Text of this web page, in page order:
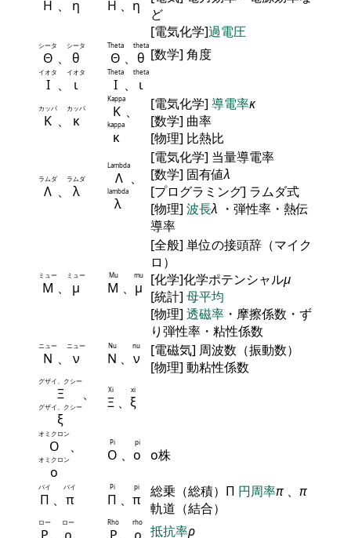
Η 、 η Η 、 η
ど
[電気化学]過電圧
Θ
シータ
、 θ
シータ
Θ
Theta
、 θ
theta
[数学] 角度
Ι
イオタ
、 ι
イオタ
Ι
Theta
、 ι
theta
Κ
カッパ
、 κ
カッパ Κ
Kappa
、
κ
kappa
[電気化学] 導電率κ
[数学] 曲率
[物理] 比熱比
Λ
ラムダ
、 λ
ラムダ Λ
Lambda
、
λ
lambda
[電気化学] 当量導電率
[数学] 固有値λ
[プログラミング] ラムダ式
[物理] 波長λ ・弾性率・熱伝
導率
Μ
ミュー
、 μ
ミュー
Μ
Mu
、 μ
mu
[全般] 単位の接頭辞（マイク
ロ）
[化学]化学ポテンシャルμ
[統計] 母平均
[物理] 透磁率 ・摩擦係数・ず
り弾性率・粘性係数
Ν
ニュー
、 ν
ニュー
Ν
Nu
、 ν
nu
[電磁気] 周波数（振動数）
[物理] 動粘性係数
Ξ
グザイ、クシー
、
ξ
グザイ、クシー Ξ
Xi
、 ξ
xi
Ο
オミクロン
、
ο
オミクロン Ο
Pi
、 ο
pi
ο株
Π
パイ
、 π
パイ
Π
Pi
、 π
pi 総乗（総積）Π 円周率π 、 π
軌道（結合）
ロー ロー Rho rho
抵抗率ρ